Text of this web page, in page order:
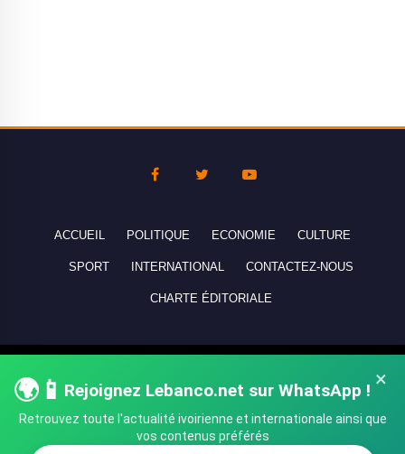
×
🌍📱 Rejoignez Lebanco.net sur WhatsApp !
Retrouvez toute l'actualité ivoirienne et internationale ainsi que
vos contenus préférés
ACCUEIL POLITIQUE ECONOMIE CULTURE
SPORT INTERNATIONAL CONTACTEZ-NOUS
CHARTE ÉDITORIALE
réservés - All rights reserved.